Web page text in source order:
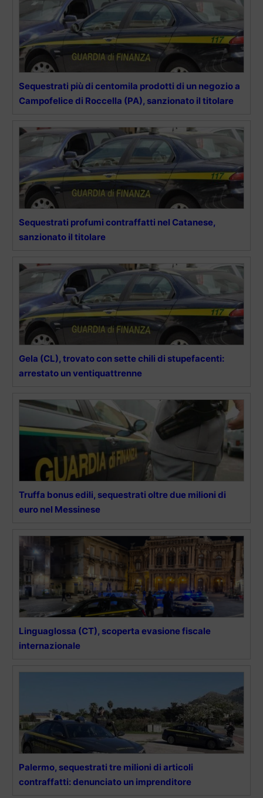
Sequestrati più di centomila prodotti di un negozio a
Campofelice di Roccella (PA), sanzionato il titolare
Sequestrati profumi contraffatti nel Catanese,
sanzionato il titolare
Gela (CL), trovato con sette chili di stupefacenti:
arrestato un ventiquattrenne
Truffa bonus edili, sequestrati oltre due milioni di
euro nel Messinese
Linguaglossa (CT), scoperta evasione fiscale
internazionale
Palermo, sequestrati tre milioni di articoli
contraffatti: denunciato un imprenditore